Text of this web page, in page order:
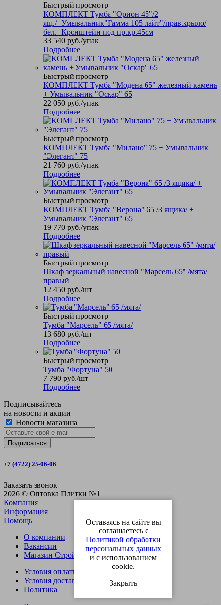
Быстрый просмотр
КОМПЛЕКТ Тумба "Орион 45"/2
ящ./+Умывальник"Гамма 105 лайт"/прав.крыло/
бел.+Кронштейн под пр.кр.45см
33 540 руб./упак
Подробнее
Быстрый просмотр
КОМПЛЕКТ Тумба "Модена 65" железный камень
+ Умывальник "Оскар" 65
22 050 руб./упак
Подробнее
Быстрый просмотр
КОМПЛЕКТ Тумба "Милано" 75 + Умывальник
"Элегант" 75
21 760 руб./упак
Подробнее
Быстрый просмотр
КОМПЛЕКТ Тумба "Верона" 65 /3 ящика/ +
Умывальник "Элегант" 65
19 770 руб./упак
Подробнее
Быстрый просмотр
Шкаф зеркальный навесной "Марсель 65" /мята/
правый
12 450 руб./шт
Подробнее
Быстрый просмотр
Тумба "Марсель" 65 /мята/
13 680 руб./шт
Подробнее
Быстрый просмотр
Тумба "Фортуна" 50
7 790 руб./шт
Подробнее
Подписывайтесь
на новости и акции
Новости магазина
+7 (4722) 25-06-06
Заказать звонок
2026 © Оптовка Плитки №1
Компания
Информация
Помощь
О компании
Вакансии
Магазин СтройОпт
Условия оплаты
Условия доставки
Политика
Оставаясь на сайте вы
соглашаетесь с
Политикой обработки
персональных данных
и с использованием
cookie.
Закрыть